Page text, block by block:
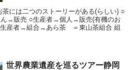
には二つのストーリーがある(らしい) ○
→販売 ○生産者→個人→販売(有機のお
生産者→組合→あら茶 ＝東山茶組合 組
世界農業遺産を巡るツアー静岡